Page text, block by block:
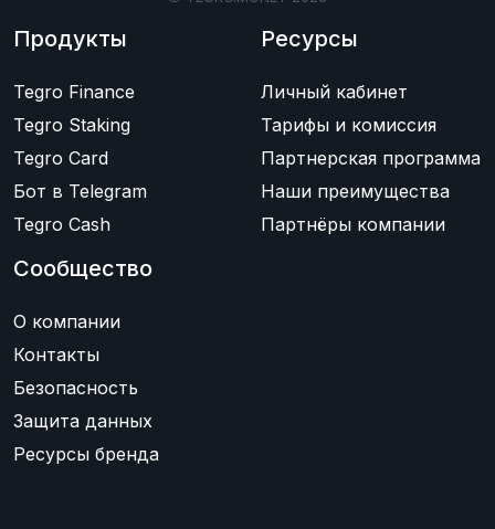
Продукты
Tegro Finance
Tegro Staking
Tegro Card
Бот в Telegram
Tegro Cash
Ресурсы
Личный кабинет
Тарифы и комиссия
Партнерская программа
Наши преимущества
Партнёры компании
Сообщество
О компании
Контакты
Безопасность
Защита данных
Ресурсы бренда